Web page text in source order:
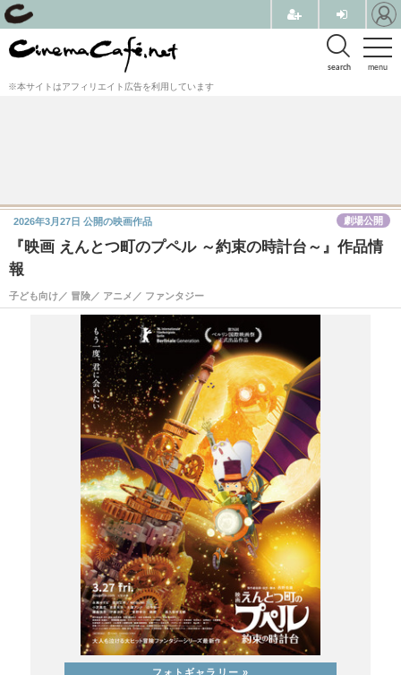
menu
search
※本サイトはアフィリエイト広告を利用しています
『映画 えんとつ町のプペル ～約束の時計台～』作品情
報
子ども向け／ 冒険／ アニメ／ ファンタジー
2026年3月27日 公開の映画作品 劇場公開